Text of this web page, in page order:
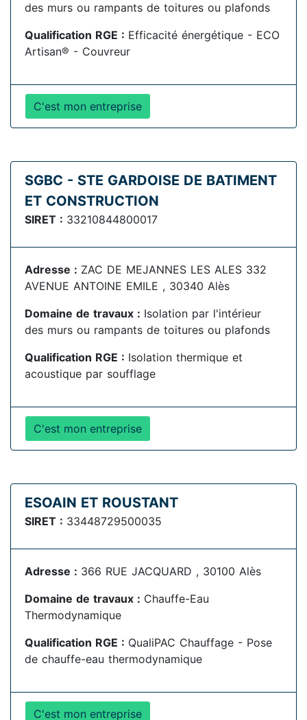
des murs ou rampants de toitures ou plafonds
Qualification RGE : Efficacité énergétique - ECO
Artisan® - Couvreur
C'est mon entreprise
SGBC - STE GARDOISE DE BATIMENT
ET CONSTRUCTION
SIRET : 33210844800017
Adresse : ZAC DE MEJANNES LES ALES 332
AVENUE ANTOINE EMILE , 30340 Alès
Domaine de travaux : Isolation par l'intérieur
des murs ou rampants de toitures ou plafonds
Qualification RGE : Isolation thermique et
acoustique par soufflage
C'est mon entreprise
ESOAIN ET ROUSTANT
SIRET : 33448729500035
Adresse : 366 RUE JACQUARD , 30100 Alès
Domaine de travaux : Chauffe-Eau
Thermodynamique
Qualification RGE : QualiPAC Chauffage - Pose
de chauffe-eau thermodynamique
C'est mon entreprise